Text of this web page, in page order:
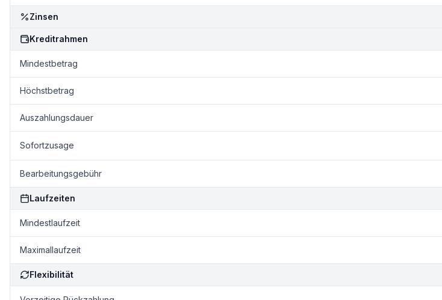
Zinsen
Kreditrahmen
Mindestbetrag
Höchstbetrag
Auszahlungsdauer
Sofortzusage
Bearbeitungsgebühr
Laufzeiten
Mindestlaufzeit
Maximallaufzeit
Flexibilität